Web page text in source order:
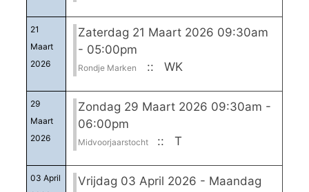
21
Maart
2026
Zaterdag 21 Maart 2026 09:30am
- 05:00pm
Rondje Marken :: WK
29
Maart
2026
Zondag 29 Maart 2026 09:30am -
06:00pm
Midvoorjaarstocht :: T
03 April
Vrijdag 03 April 2026 - Maandag